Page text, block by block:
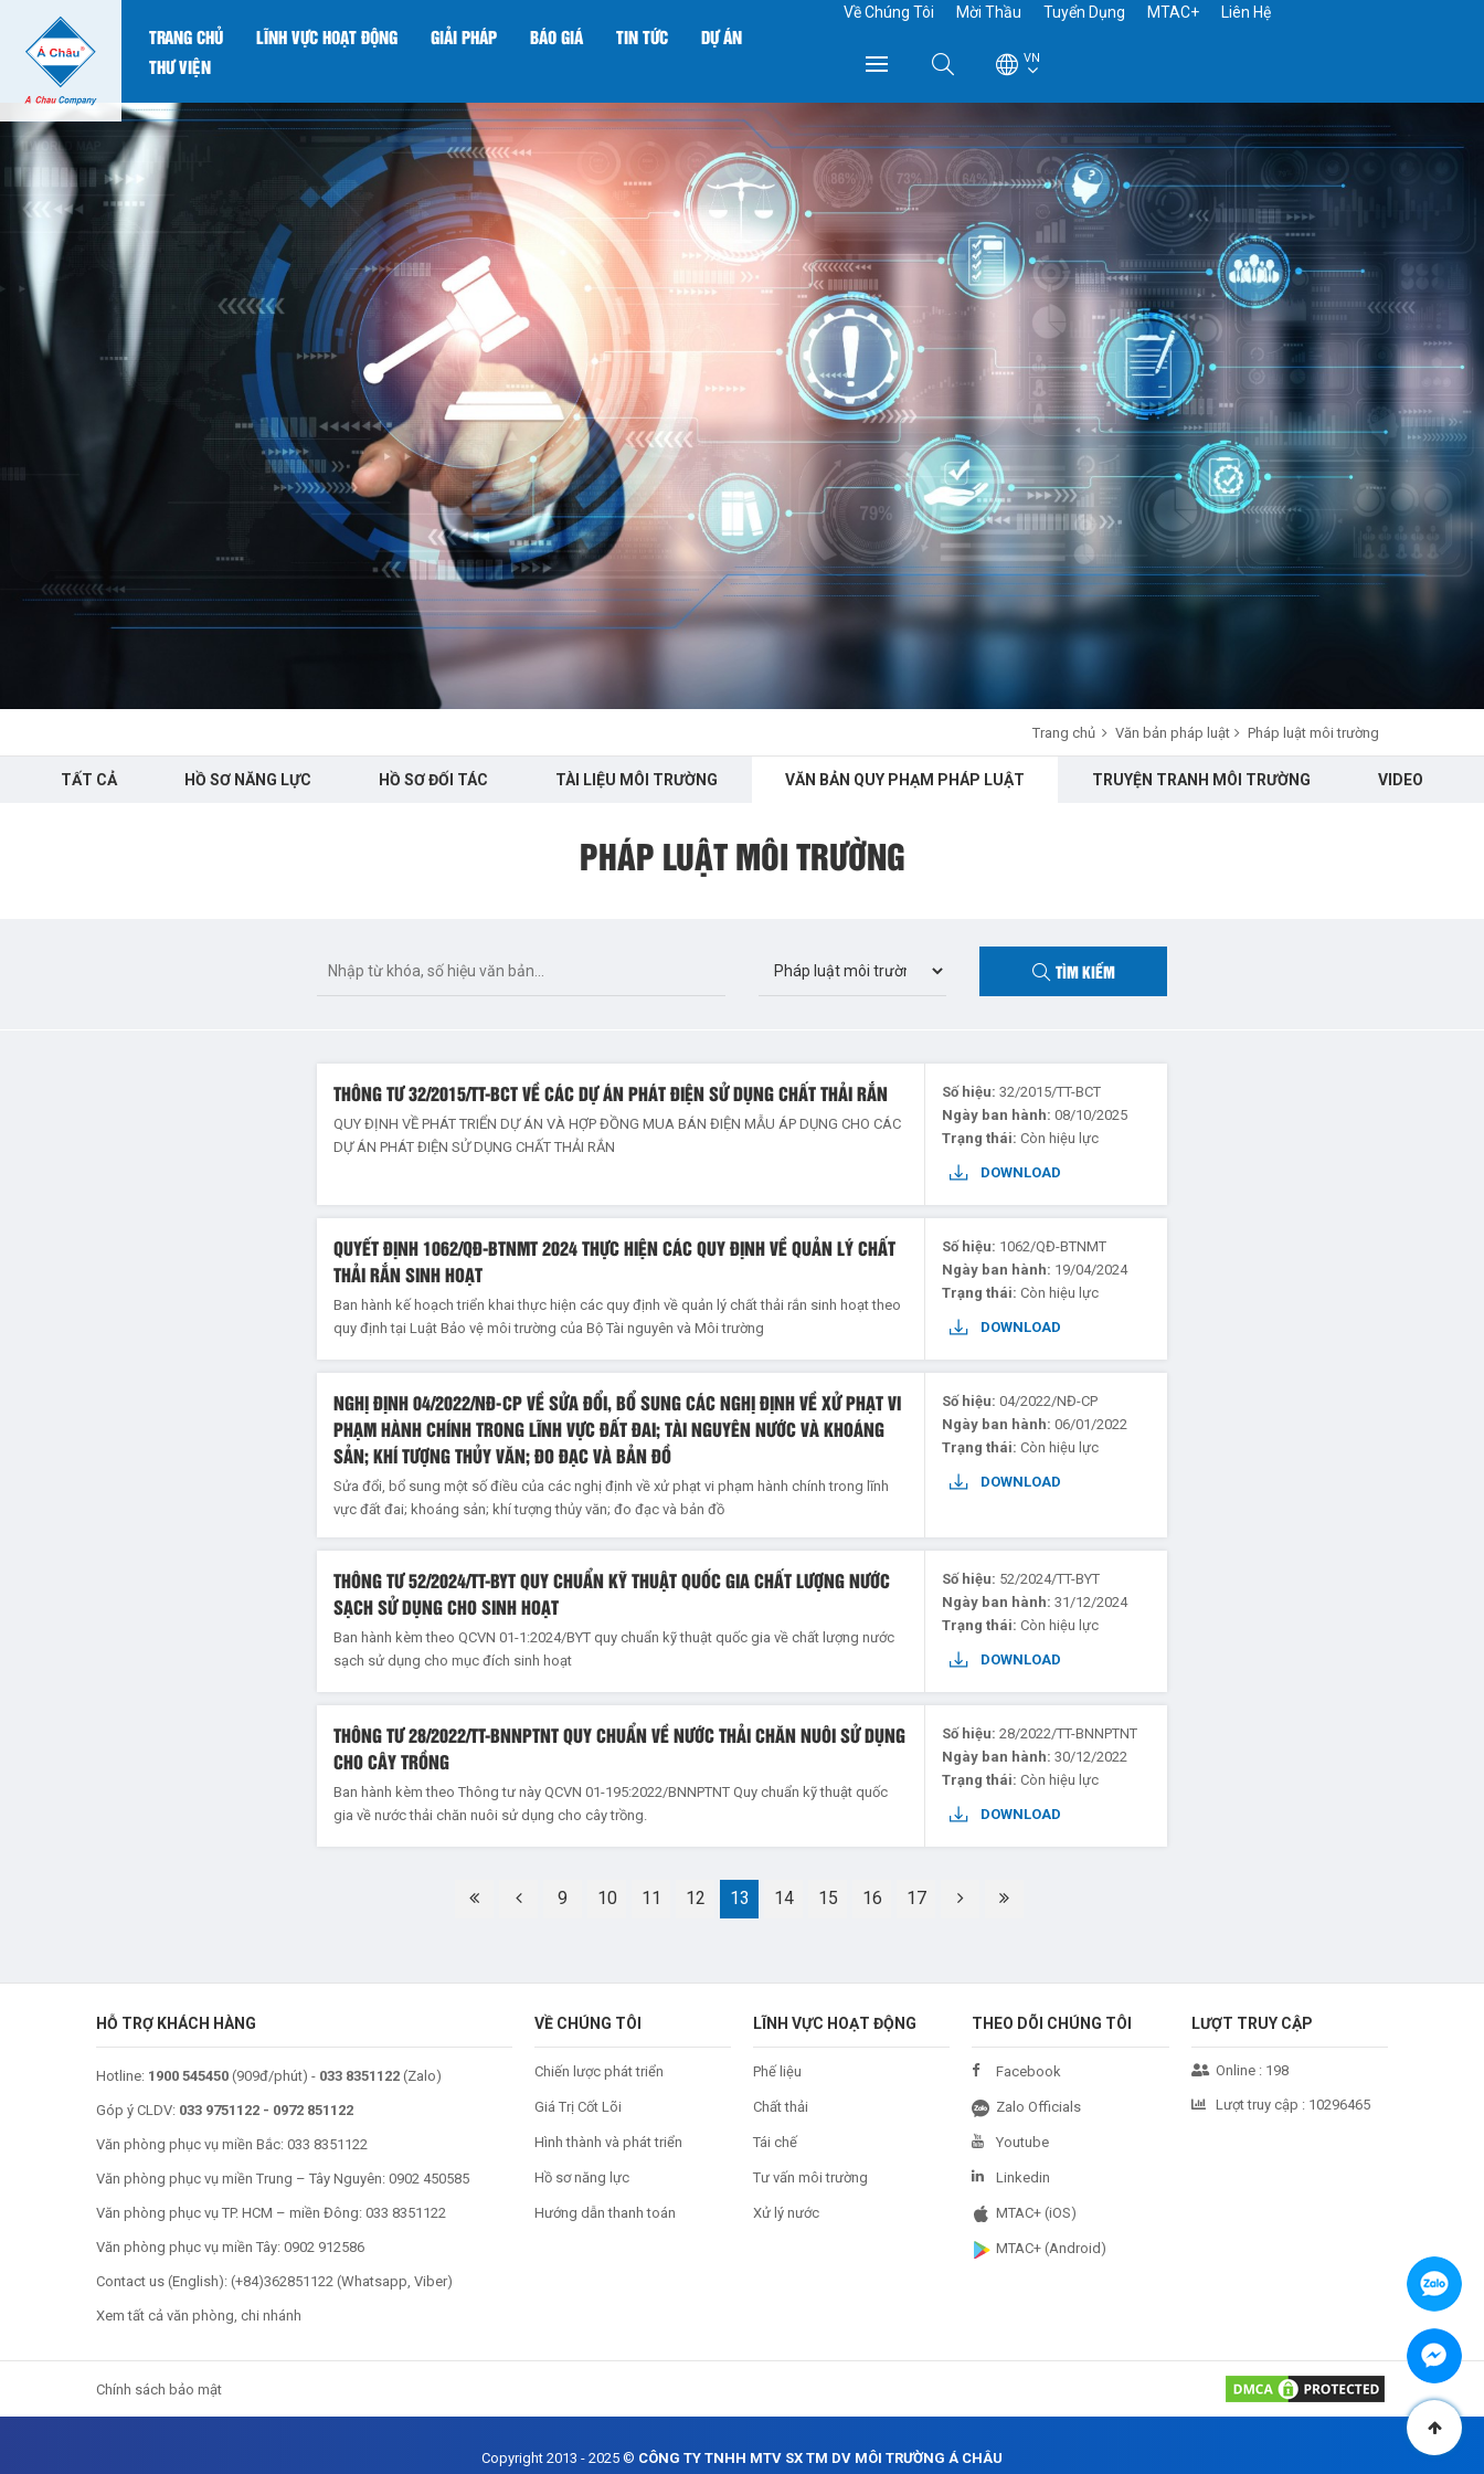
TRANG CHỦ LĨNH VỰC HOẠT ĐỘNG GIẢI PHÁP BÁO GIÁ TIN TỨC
DỰ ÁN
THƯ VIỆN
Về Chúng Tôi Mời Thầu Tuyển Dụng MTAC+ Liên Hệ
VN
Trang chủ Văn bản pháp luật Pháp luật môi trường
TẤT CẢ HỒ SƠ NĂNG LỰC HỒ SƠ ĐỐI TÁC TÀI LIỆU MÔI TRƯỜNG VĂN BẢN QUY PHẠM PHÁP LUẬT TRUYỆN TRANH MÔI TRƯỜNG VIDEO
PHÁP LUẬT MÔI TRƯỜNG
TÌM KIẾM
THÔNG TƯ 32/2015/TT-BCT VỀ CÁC DỰ ÁN PHÁT ĐIỆN SỬ DỤNG CHẤT THẢI RẮN
QUY ĐỊNH VỀ PHÁT TRIỂN DỰ ÁN VÀ HỢP ĐỒNG MUA BÁN ĐIỆN MẪU ÁP DỤNG CHO CÁC
DỰ ÁN PHÁT ĐIỆN SỬ DỤNG CHẤT THẢI RẮN
Số hiệu: 32/2015/TT-BCT
Ngày ban hành: 08/10/2025
Trạng thái: Còn hiệu lực
DOWNLOAD
QUYẾT ĐỊNH 1062/QĐ-BTNMT 2024 THỰC HIỆN CÁC QUY ĐỊNH VỀ QUẢN LÝ CHẤT
THẢI RẮN SINH HOẠT
Ban hành kế hoạch triển khai thực hiện các quy định về quản lý chất thải rắn sinh hoạt theo
quy định tại Luật Bảo vệ môi trường của Bộ Tài nguyên và Môi trường
Số hiệu: 1062/QĐ-BTNMT
Ngày ban hành: 19/04/2024
Trạng thái: Còn hiệu lực
DOWNLOAD
NGHỊ ĐỊNH 04/2022/NĐ-CP VỀ SỬA ĐỔI, BỔ SUNG CÁC NGHỊ ĐỊNH VỀ XỬ PHẠT VI
PHẠM HÀNH CHÍNH TRONG LĨNH VỰC ĐẤT ĐAI; TÀI NGUYÊN NƯỚC VÀ KHOÁNG
SẢN; KHÍ TƯỢNG THỦY VĂN; ĐO ĐẠC VÀ BẢN ĐỒ
Sửa đổi, bổ sung một số điều của các nghị định về xử phạt vi phạm hành chính trong lĩnh
vực đất đai; khoáng sản; khí tượng thủy văn; đo đạc và bản đồ
Số hiệu: 04/2022/NĐ-CP
Ngày ban hành: 06/01/2022
Trạng thái: Còn hiệu lực
DOWNLOAD
THÔNG TƯ 52/2024/TT-BYT QUY CHUẨN KỸ THUẬT QUỐC GIA CHẤT LƯỢNG NƯỚC
SẠCH SỬ DỤNG CHO SINH HOẠT
Ban hành kèm theo QCVN 01-1:2024/BYT quy chuẩn kỹ thuật quốc gia về chất lượng nước
sạch sử dụng cho mục đích sinh hoạt
Số hiệu: 52/2024/TT-BYT
Ngày ban hành: 31/12/2024
Trạng thái: Còn hiệu lực
DOWNLOAD
THÔNG TƯ 28/2022/TT-BNNPTNT QUY CHUẨN VỀ NƯỚC THẢI CHĂN NUÔI SỬ DỤNG
CHO CÂY TRỒNG
Ban hành kèm theo Thông tư này QCVN 01-195:2022/BNNPTNT Quy chuẩn kỹ thuật quốc
gia về nước thải chăn nuôi sử dụng cho cây trồng.
Số hiệu: 28/2022/TT-BNNPTNT
Ngày ban hành: 30/12/2022
Trạng thái: Còn hiệu lực
DOWNLOAD
9 10 11 12 13 14 15 16 17
HỖ TRỢ KHÁCH HÀNG
Hotline: 1900 545450 (909đ/phút) - 033 8351122 (Zalo)
Góp ý CLDV: 033 9751122 - 0972 851122
Văn phòng phục vụ miền Bắc: 033 8351122
Văn phòng phục vụ miền Trung – Tây Nguyên: 0902 450585
Văn phòng phục vụ TP. HCM – miền Đông: 033 8351122
Văn phòng phục vụ miền Tây: 0902 912586
Contact us (English): (+84)362851122 (Whatsapp, Viber)
Xem tất cả văn phòng, chi nhánh
VỀ CHÚNG TÔI
Chiến lược phát triển
Giá Trị Cốt Lõi
Hình thành và phát triển
Hồ sơ năng lực
Hướng dẫn thanh toán
LĨNH VỰC HOẠT ĐỘNG
Phế liệu
Chất thải
Tái chế
Tư vấn môi trường
Xử lý nước
THEO DÕI CHÚNG TÔI
Facebook
Zalo Officials
Youtube
Linkedin
MTAC+ (iOS)
MTAC+ (Android)
LƯỢT TRUY CẬP
Online : 198
Lượt truy cập : 10296465
Chính sách bảo mật
Copyright 2013 - 2025 © CÔNG TY TNHH MTV SX TM DV MÔI TRƯỜNG Á CHÂU